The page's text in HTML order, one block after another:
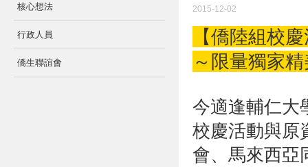
核心想法
行政人員
僑生聯誼會
2015-12-02
【僑陸組校
～限量獨家
今適逢輔仁大
校慶活動與原
會、馬來西亞